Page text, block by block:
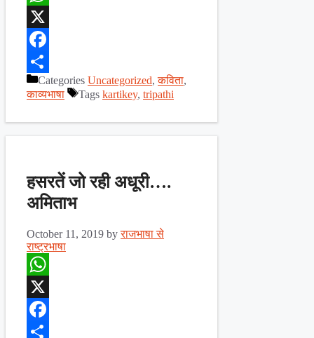
WhatsApp
X
Facebook
ShareCategories Uncategorized,कविता,
काव्यभाषा
Tags kartikey, tripathi
हसरतें जो रही अधूरी….
अमिताभ
October 11, 2019 byराजभाषा से
राष्ट्रभाषा
WhatsApp
X
Facebook